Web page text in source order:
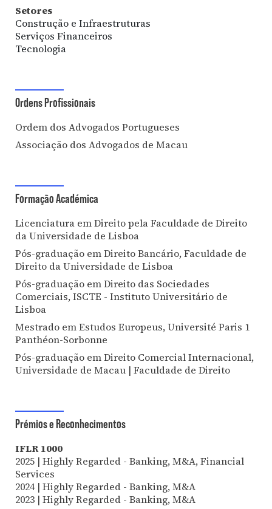
Setores
Construção e Infraestruturas
Serviços Financeiros
Tecnologia
Ordens Profissionais
Ordem dos Advogados Portugueses
Associação dos Advogados de Macau
Formação Académica
Licenciatura em Direito pela Faculdade de Direito
da Universidade de Lisboa
Pós-graduação em Direito Bancário, Faculdade de
Direito da Universidade de Lisboa
Pós-graduação em Direito das Sociedades
Comerciais, ISCTE - Instituto Universitário de
Lisboa
Mestrado em Estudos Europeus, Université Paris 1
Panthéon-Sorbonne
Pós-graduação em Direito Comercial Internacional,
Universidade de Macau | Faculdade de Direito
Prémios e Reconhecimentos
IFLR 1000
2025 | Highly Regarded - Banking, M&A, Financial
Services
2024 | Highly Regarded - Banking, M&A
2023 | Highly Regarded - Banking, M&A